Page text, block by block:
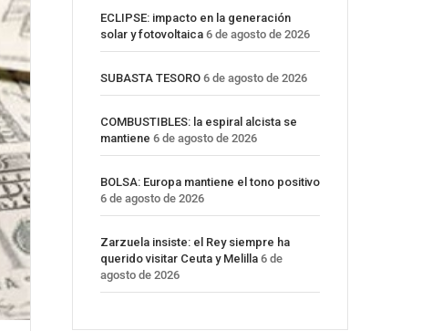
ECLIPSE: impacto en la generación
solar y fotovoltaica 6 de agosto de 2026
SUBASTA TESORO 6 de agosto de 2026
COMBUSTIBLES: la espiral alcista se
mantiene 6 de agosto de 2026
BOLSA: Europa mantiene el tono positivo
6 de agosto de 2026
Zarzuela insiste: el Rey siempre ha
querido visitar Ceuta y Melilla 6 de
agosto de 2026